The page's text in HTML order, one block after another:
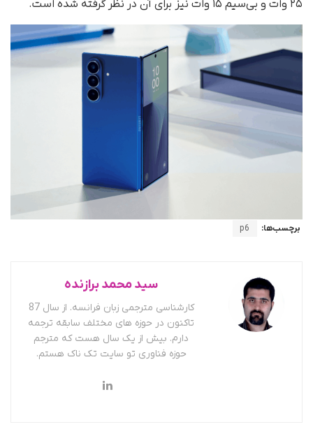
۲۵ وات و بی‌سیم ۱۵ وات نیز برای آن در نظر گرفته شده است.
برچسب‌ها: p6
سید محمد برازنده
کارشناسی مترجمی زبان فرانسه. از سال 87
تاکنون در حوزه های مختلف سابقه ترجمه
دارم. بیش از یک سال هست که مترجم
حوزه فناوری تو سایت تک ناک هستم.